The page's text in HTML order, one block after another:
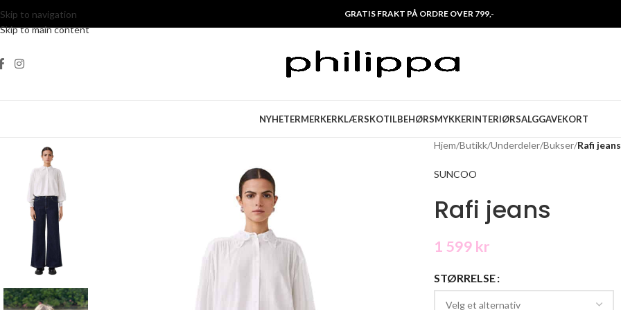
Skip to navigation
Skip to main content
GRATIS FRAKT PÅ ORDRE OVER 799,-
NYHETERMERKERKLÆRSKOTILBEHØRSMYKKERINTERIØRSALGGAVEKORT
Hjem/Butikk/Underdeler/Bukser/Rafi jeans
SUNCOO
Rafi jeans
1 599 kr
STØRRELSE